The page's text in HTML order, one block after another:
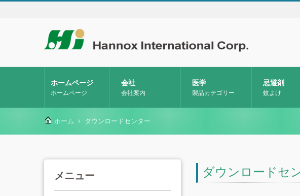
ホームページ
ホームページ
会社
会社案内
医学
製品カテゴリー
忌避剤
蚊よけ
ホーム ダウンロードセンター
メニュー ダウンロードセ